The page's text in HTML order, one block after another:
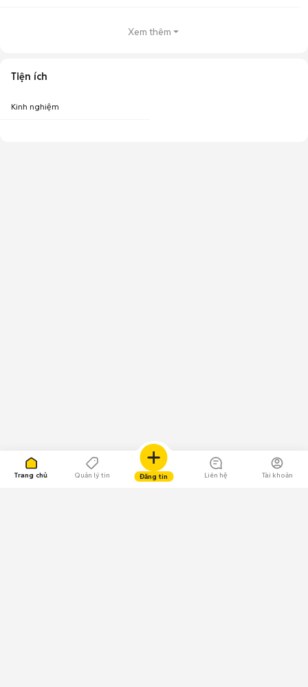
Trang chủ Quản lý tin Đăng tin Liên hệ Tài khoản
Xem thêm
Tiện ích
Kinh nghiệm